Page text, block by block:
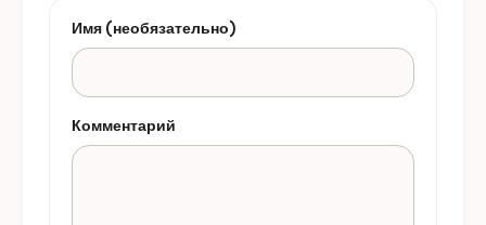
Имя (необязательно)
Комментарий